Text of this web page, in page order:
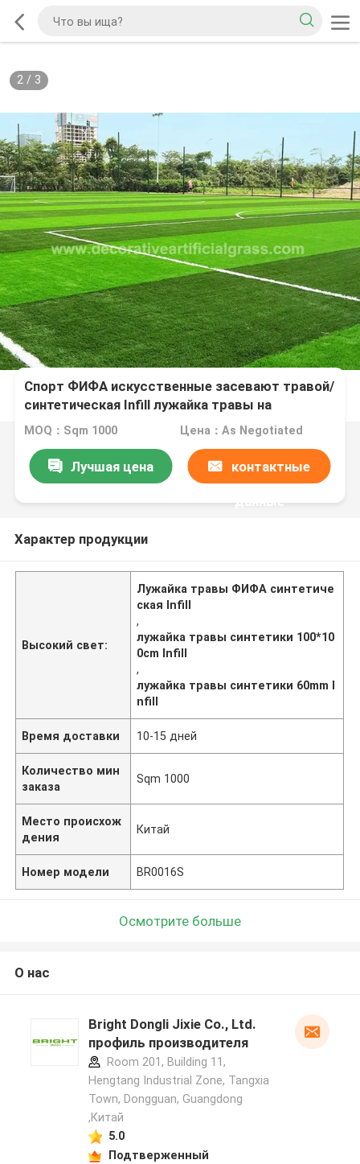
2/ 3
Спорт ФИФА искусственные засевают травой/
синтетическая Infill лужайка травы на
футбольное поле 100 * 100cm
MOQ：Sqm 1000 Цена：As Negotiated
Лучшая цена контактные
данные
Характер продукции
Высокий свет:
Лужайка травы ФИФА синтетиче
ская Infill
,
лужайка травы синтетики 100*10
0cm Infill
,
лужайка травы синтетики 60mm I
nfill
Время доставки 10-15 дней
Количество мин
заказа
Sqm 1000
Место происхож
дения
Китай
Номер модели BR0016S
Осмотрите больше
О нас
Bright Dongli Jixie Co., Ltd.
профиль производителя
Room 201, Building 11,
Hengtang Industrial Zone, Tangxia
Town, Dongguan, Guangdong
,Китай
5.0
Подтверженный